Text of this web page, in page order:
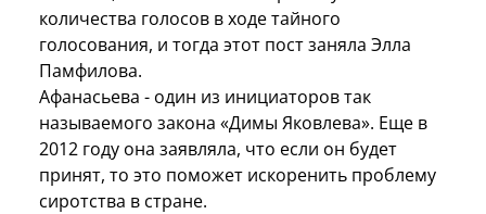
количества голосов в ходе тайного
голосования, и тогда этот пост заняла Элла
Памфилова.
Афанасьева - один из инициаторов так
называемого закона «Димы Яковлева». Еще в
2012 году она заявляла, что если он будет
принят, то это поможет искоренить проблему
сиротства в стране.